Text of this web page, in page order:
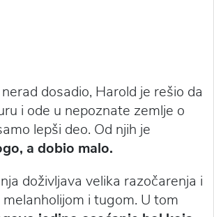
dosadio, Harold je rešio da
i ode u nepoznate zemlje o
lepši deo. Od njih je
a dobio malo.
doživljava velika razočarenja i
i tugom. U tom